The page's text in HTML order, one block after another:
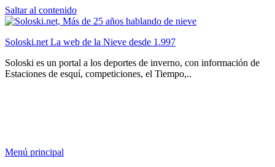
Saltar al contenido
Soloski.net La web de la Nieve desde 1.997
Soloski es un portal a los deportes de inverno, con información de
Estaciones de esquí, competiciones, el Tiempo,..
Menú principal